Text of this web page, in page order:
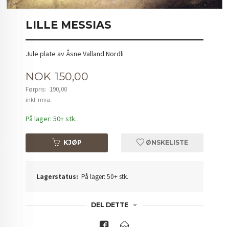
LILLE MESSIAS
Jule plate av Åsne Valland Nordli
Tilbud
NOK 150,00
Førpris: 190,00
Rabatt
inkl. mva.
På lager: 50+ stk.
KJØP ØNSKELISTE
Lagerstatus: På lager: 50+ stk.
DEL DETTE